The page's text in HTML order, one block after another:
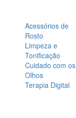
Acessórios de
Rosto
Limpeza e
Tonificação
Cuidado com os
Olhos
Terapia Digital